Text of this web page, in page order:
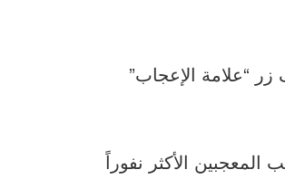
“علامة الإعجاب”
الأكثر نفوراً